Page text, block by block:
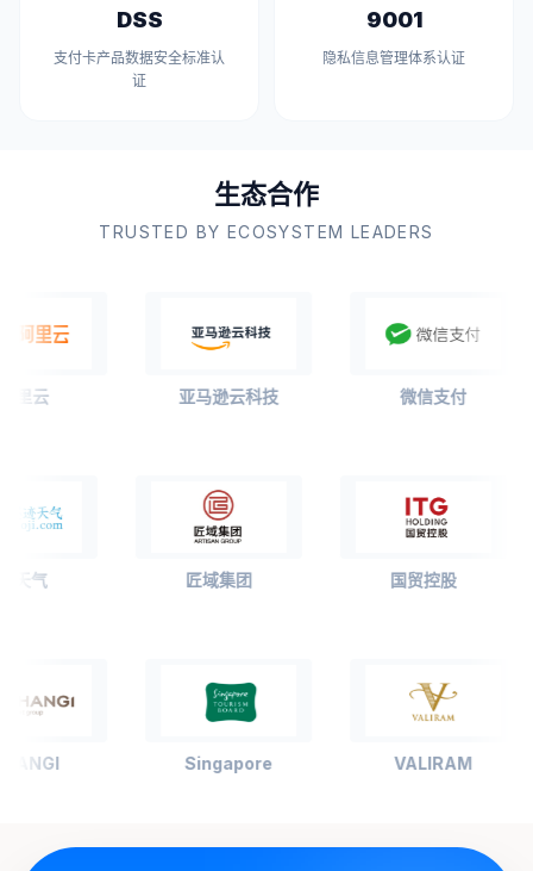
DSS
支付卡产品数据安全标准认
证
9001
隐私信息管理体系认证
生态合作
TRUSTED BY ECOSYSTEM LEADERS
亚马逊云科技 微信支付
墨迹天气 匠域集团 国贸控股
Singapore VALIRAM